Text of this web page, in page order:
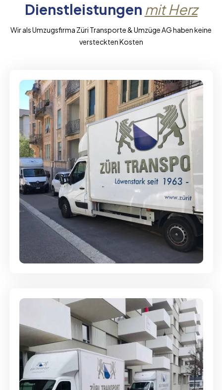
Dienstleistungen mit Herz
Wir als Umzugsfirma Züri Transporte & Umzüge AG haben keine
versteckten Kosten
Full-Service - Für Privatumzüge